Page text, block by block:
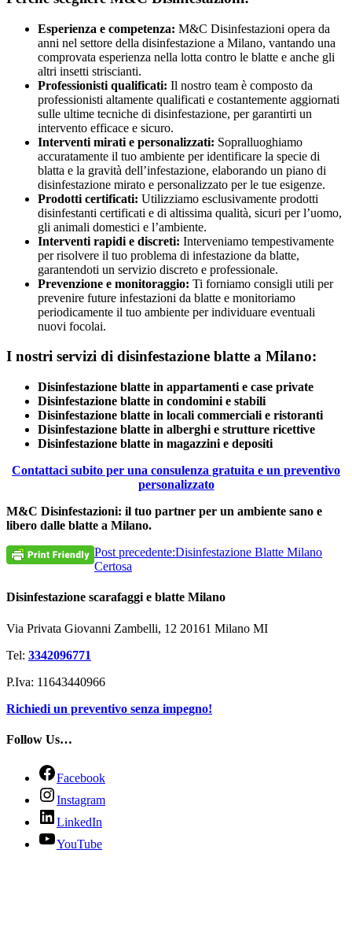
Esperienza e competenza: M&C Disinfestazioni opera da
anni nel settore della disinfestazione a Milano, vantando una
comprovata esperienza nella lotta contro le blatte e anche gli
altri insetti striscianti.
Professionisti qualificati: Il nostro team è composto da
professionisti altamente qualificati e costantemente aggiornati
sulle ultime tecniche di disinfestazione, per garantirti un
intervento efficace e sicuro.
Interventi mirati e personalizzati: Sopralluoghiamo
accuratamente il tuo ambiente per identificare la specie di
blatta e la gravità dell’infestazione, elaborando un piano di
disinfestazione mirato e personalizzato per le tue esigenze.
Prodotti certificati: Utilizziamo esclusivamente prodotti
disinfestanti certificati e di altissima qualità, sicuri per l’uomo,
gli animali domestici e l’ambiente.
Interventi rapidi e discreti: Interveniamo tempestivamente
per risolvere il tuo problema di infestazione da blatte,
garantendoti un servizio discreto e professionale.
Prevenzione e monitoraggio: Ti forniamo consigli utili per
prevenire future infestazioni da blatte e monitoriamo
periodicamente il tuo ambiente per individuare eventuali
nuovi focolai.
I nostri servizi di disinfestazione blatte a Milano:
Disinfestazione blatte in appartamenti e case private
Disinfestazione blatte in condomini e stabili
Disinfestazione blatte in locali commerciali e ristoranti
Disinfestazione blatte in alberghi e strutture ricettive
Disinfestazione blatte in magazzini e depositi
Contattaci subito per una consulenza gratuita e un preventivo
personalizzato
M&C Disinfestazioni: il tuo partner per un ambiente sano e
libero dalle blatte a Milano.
Post precedente:Disinfestazione Blatte Milano
Certosa
Disinfestazione scarafaggi e blatte Milano
Via Privata Giovanni Zambelli, 12 20161 Milano MI
Tel: 3342096771
P.Iva: 11643440966
Richiedi un preventivo senza impegno!
Follow Us…
Facebook
Instagram
LinkedIn
YouTube